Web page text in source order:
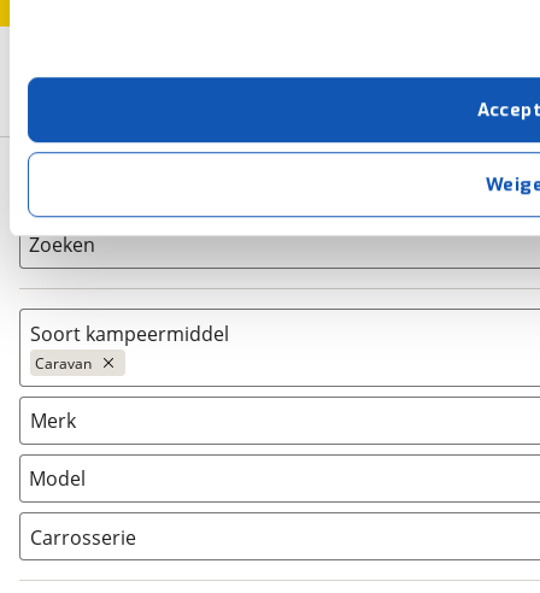
Met cookies en vergelijkbare technieken zorgen we
cookies zorgen ervoor dat de website goed werkt.
verbeteren. We tonen je graag relevante advertenties
buiten onze website volgt – uiteraard op
. Als je weigert, plaatsen we alleen
kun je later altijd aanpassen via devoorkeurenpagina.
Zoeken
Soort kampeermiddel
Caravan
Caravan
Camper (1)
Vouwwagen
Merk
Model
Carrosserie
Alkoof (0)